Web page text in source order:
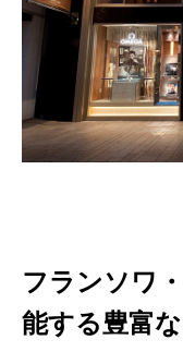
フランソワ
能する豊富